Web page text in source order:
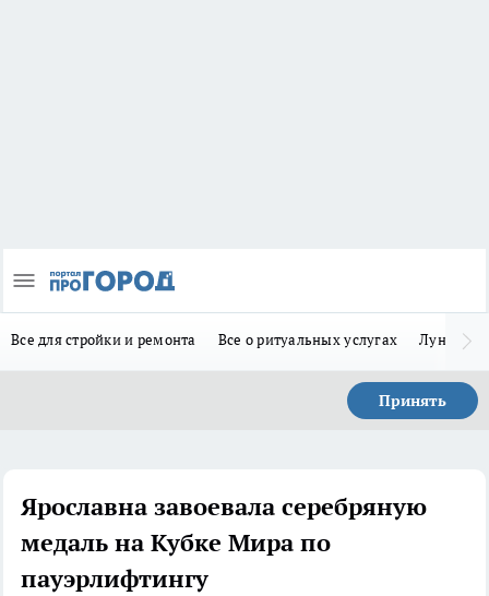
Все для стройки и ремонта Все о ритуальных услугах Лунно-
Принять
Ярославна завоевала серебряную
медаль на Кубке Мира по
пауэрлифтингу